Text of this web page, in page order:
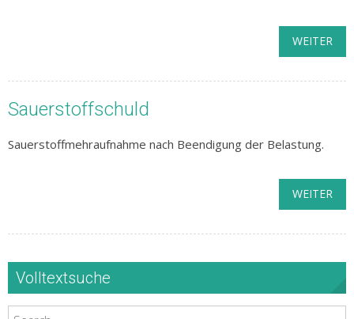
WEITER
Sauerstoffschuld
Sauerstoffmehraufnahme nach Beendigung der Belastung.
WEITER
Volltextsuche
Search